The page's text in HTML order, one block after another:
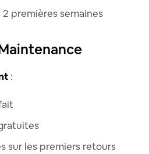
premières semaines
:
sur les premiers retours